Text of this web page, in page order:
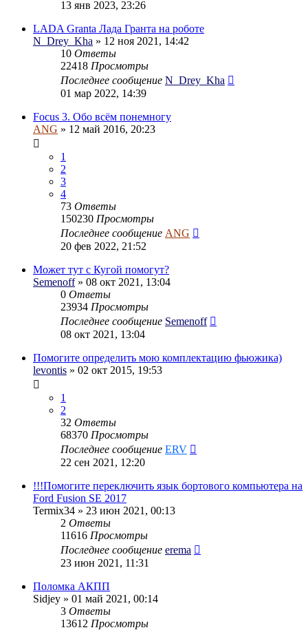
13 янв 2023, 23:26
LADA Granta Лада Гранта на роботе
N_Drey_Kha » 12 ноя 2021, 14:42
10 Ответы
22418 Просмотры
Последнее сообщение N_Drey_Kha
01 мар 2022, 14:39
Focus 3. Обо всём понемногу
ANG » 12 май 2016, 20:23
1
2
3
4
73 Ответы
150230 Просмотры
Последнее сообщение ANG
20 фев 2022, 21:52
Может тут с Кугой помогут?
Semenoff» 08 окт 2021, 13:04
0 Ответы
23934 Просмотры
Последнее сообщение Semenoff
08 окт 2021, 13:04
Помогите определить мою комплектацию фьюжика)
levontis » 02 окт 2015, 19:53
1
2
32 Ответы
68370 Просмотры
Последнее сообщение ERV
22 сен 2021, 12:20
!!!Помогите переключить язык бортового компьютера на
Ford Fusion SE 2017
Termix34 » 23 июн 2021, 00:13
2 Ответы
11616 Просмотры
Последнее сообщение erema
23 июн 2021, 11:31
Поломка АКПП
Sidjey » 01 май 2021, 00:14
3 Ответы
13612 Просмотры